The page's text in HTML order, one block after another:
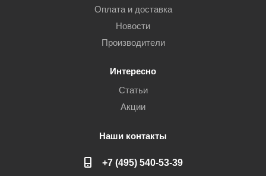
Оплата и доставка
Новости
Производители
Интересно
Статьи
Акции
Наши контакты
+7 (495) 540-53-39